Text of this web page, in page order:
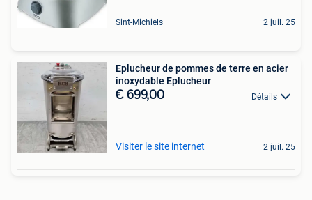
Sint-Michiels 2 juil. 25
Eplucheur de pommes de terre en acier
inoxydable Eplucheur
€ 699,00 Détails
Visiter le site internet 2 juil. 25